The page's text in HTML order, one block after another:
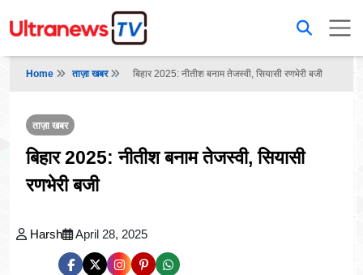
Home ताज़ा खबर बिहार 2025: नीतीश बनाम तेजस्वी, सियासी रणभेरी बजी
ताज़ा खबर
बिहार 2025: नीतीश बनाम तेजस्वी, सियासी
रणभेरी बजी
Harsh April 28, 2025